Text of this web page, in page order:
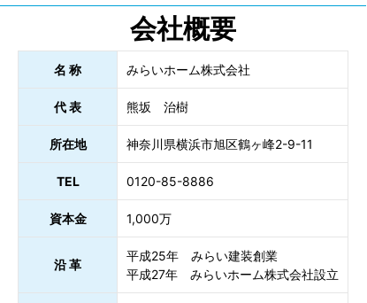
会社概要
名 称 みらいホーム株式会社
代 表 熊坂 治樹
所在地 神奈川県横浜市旭区鶴ヶ峰2-9-11
TEL 0120-85-8886
資本金 1,000万
沿 革
平成25年 みらい建装創業
平成27年 みらいホーム株式会社設立